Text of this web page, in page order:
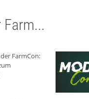
FarmCon: